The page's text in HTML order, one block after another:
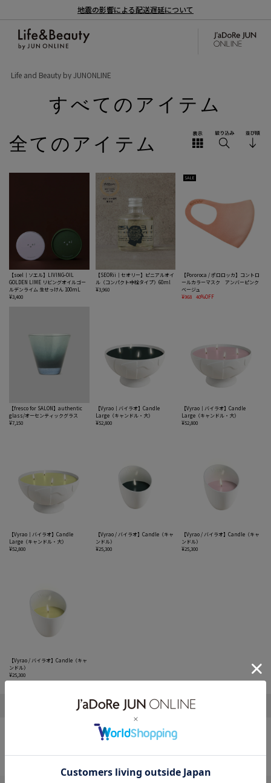
地震の影響による配送遅延について
Life and Beauty by JUNONLINE
すべてのアイテム
全てのアイテム
【soel｜ソエル】LIVING-OIL
GOLDEN LIME リビングオイルゴー
ルデンライム 生せっけん 100mL
¥3,400
【SEORii｜セオリー】ピニアルオイ
ル（コンパクト中栓タイプ）60ml
¥3,960
SALE
【Pororoca / ポロロッカ】コントロ
ールカラーマスク アンバーピンク
ベージュ
¥968
40%OFF
【fresco for SALON】authentic
glass/オーセンティックグラス
¥7,150
【Vyrao｜バイラオ】Candle
Large（キャンドル・大）
¥52,800
【Vyrao｜バイラオ】Candle
Large（キャンドル・大）
¥52,800
【Vyrao｜バイラオ】Candle
Large（キャンドル・大）
¥52,800
【Vyrao / バイラオ】Candle（キャ
ンドル）
¥25,300
【Vyrao / バイラオ】Candle（キャ
ンドル）
¥25,300
【Vyrao / バイラオ】Candle（キャ
ンドル）
¥25,300
1